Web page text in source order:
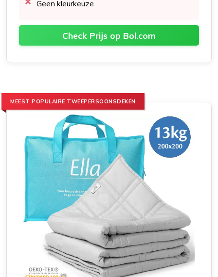
Geen kleurkeuze
Check Prijs op Bol.com
MEEST POPULAIRE TWEEPERSOONSDEKEN